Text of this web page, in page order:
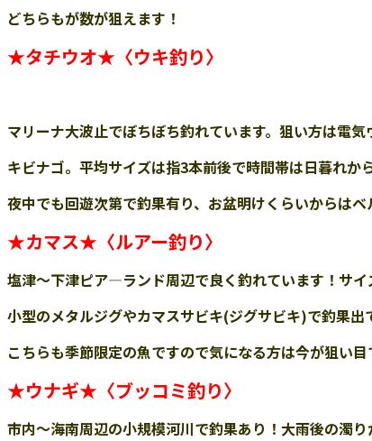
どちらもが数が狙えます！
★タチウオ★ 〈ウキ釣り〉
マリーナ大波止でぼちぼち釣れています。狙い方は電
キビナゴ。平均サイズは指3本前後で時間帯は日暮れか
夜中でも回遊次第で釣果有り、お盆明けくらいからは
★カマス★ 〈ルアー釣り〉
塩津～下津ピア―ランド周辺で良く釣れています！サイ
小型のメタルジグやカマスサビキ(ジグサビキ)で釣果出
こちらも季節限定の魚ですので気になる方は今が狙い目
★ウナギ★ 〈ブッコミ釣り〉
市内～海南周辺の小規模河川で釣果あり！大雨後の濁